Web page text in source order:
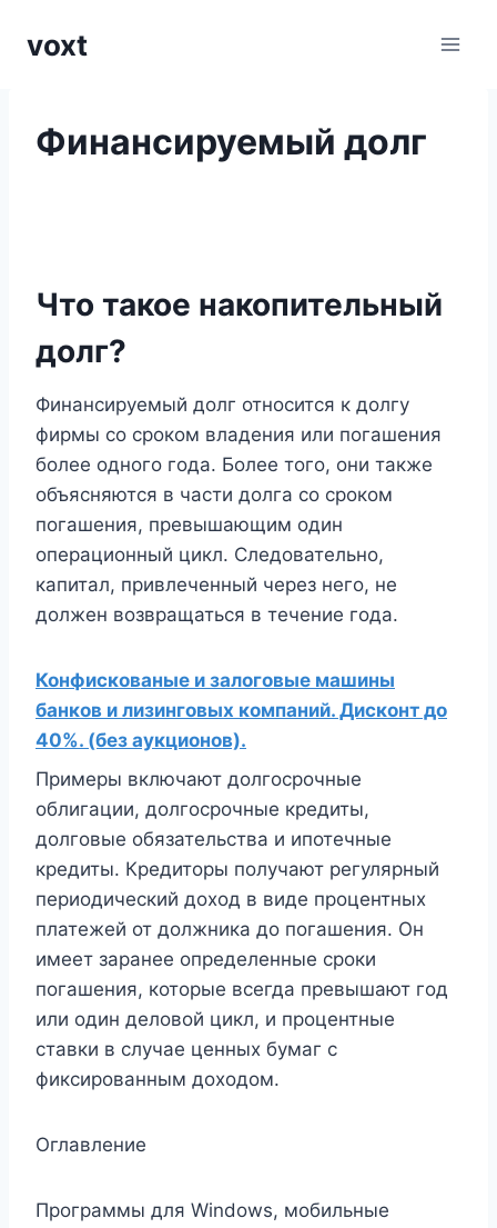
voxt
Финансируемый долг
Что такое накопительный
долг?
Финансируемый долг относится к долгу
фирмы со сроком владения или погашения
более одного года. Более того, они также
объясняются в части долга со сроком
погашения, превышающим один
операционный цикл. Следовательно,
капитал, привлеченный через него, не
должен возвращаться в течение года.
Конфискованые и залоговые машины
банков и лизинговых компаний. Дисконт до
40%. (без аукционов).
Примеры включают долгосрочные
облигации, долгосрочные кредиты,
долговые обязательства и ипотечные
кредиты. Кредиторы получают регулярный
периодический доход в виде процентных
платежей от должника до погашения. Он
имеет заранее определенные сроки
погашения, которые всегда превышают год
или один деловой цикл, и процентные
ставки в случае ценных бумаг с
фиксированным доходом.
Оглавление
Программы для Windows, мобильные